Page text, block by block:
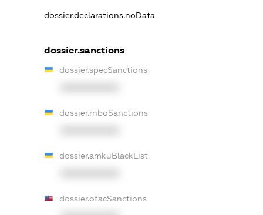
dossier.declarations.noData
dossier.sanctions
dossier.specSanctions
dossier.rnboSanctions
dossier.amkuBlackList
dossier.ofacSanctions